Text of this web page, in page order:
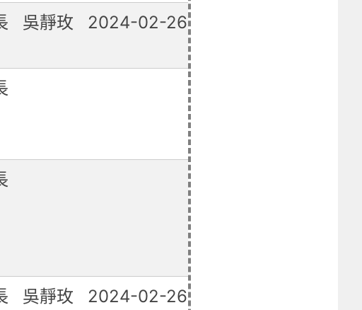
吳靜玫 2024-02-26
吳靜玫 2024-02-26